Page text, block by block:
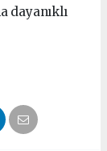
dayanıklı